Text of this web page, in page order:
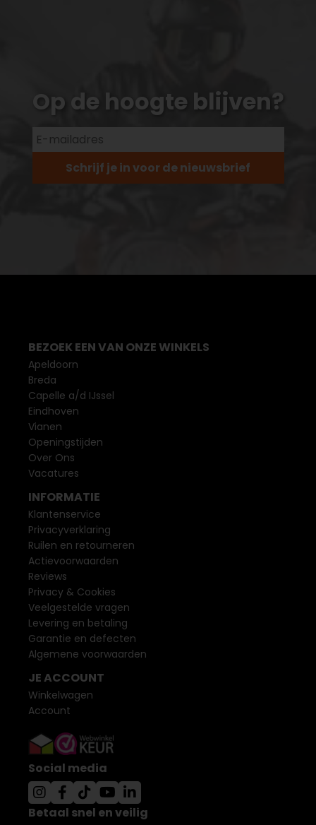
Op de hoogte blijven?
Schrijf je in voor de nieuwsbrief
BEZOEK EEN VAN ONZE WINKELS
Apeldoorn
Breda
Capelle a/d IJssel
Eindhoven
Vianen
Openingstijden
Over Ons
Vacatures
INFORMATIE
Klantenservice
Privacyverklaring
Ruilen en retourneren
Actievoorwaarden
Reviews
Privacy & Cookies
Veelgestelde vragen
Levering en betaling
Garantie en defecten
Algemene voorwaarden
JE ACCOUNT
Winkelwagen
Account
Social media
Betaal snel en veilig